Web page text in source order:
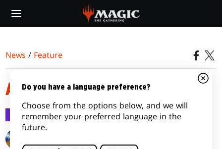
main
News / Feature
AS MECÂNICAS DE AMONKHET
Feature 3 abr 2017
Do you have a language preference?
Choose from the options below, and we will
remember your preferred language in the
future.